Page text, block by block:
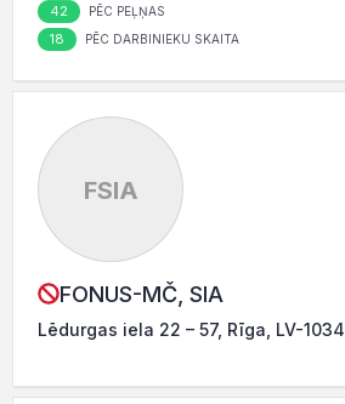
42 PĒC PEĻŅAS
18 PĒC DARBINIEKU SKAITA
FSIA
FONUS-MČ, SIA
Lēdurgas iela 22 – 57, Rīga, LV-1034